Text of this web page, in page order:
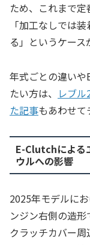
ため、これまで定
「加工なしでは
る」というケース
年式ごとの違い
たい方は、 レブ
た記事もあわせて
E-Clutchによる
ウルへの影響
2025年モデルに
ンジン右側の造
クラッチカバー周